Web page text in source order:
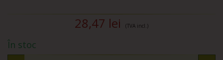
28,47 lei (TVA incl.)
În stoc